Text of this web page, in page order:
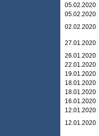
05.02.2020
05.02.2020
02.02.2020
27.01.2020
26.01.2020
22.01.2020
19.01.2020
18.01.2020
18.01.2020
16.01.2020
12.01.2020
12.01.2020